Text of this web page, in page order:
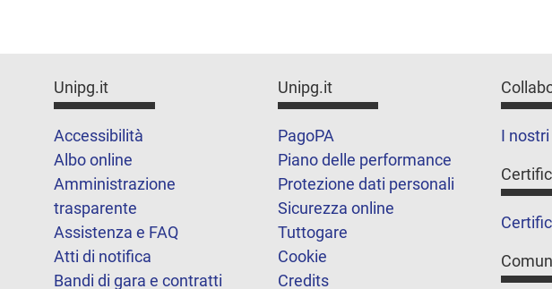
Unipg.it
Accessibilità
Albo online
Amministrazione
trasparente
Assistenza e FAQ
Atti di notifica
Bandi di gara e contratti
Unipg.it
PagoPA
Piano delle performance
Protezione dati personali
Sicurezza online
Tuttogare
Cookie
Credits
I